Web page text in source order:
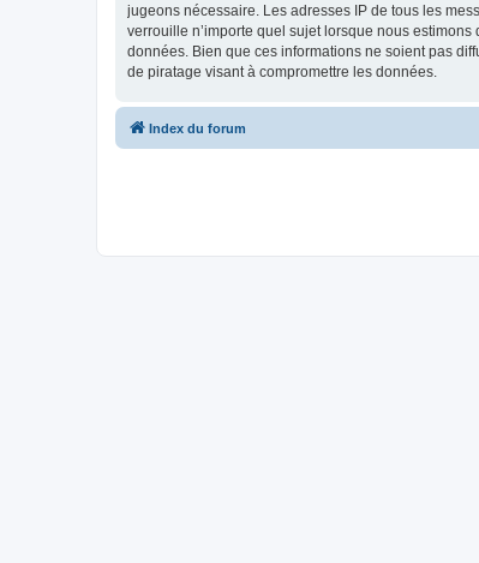
jugeons nécessaire. Les adresses IP de tous les
verrouille n’importe quel sujet lorsque nous
données. Bien que ces informations ne soient pas
de piratage visant à compromettre les données.
Index du forum